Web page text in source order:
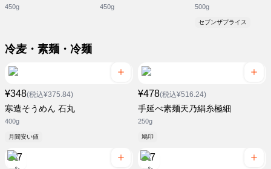
450g 450g 500g
セブンザプライス
冷麦・素麺・冷麺
¥348(税込¥375.84)
寒造そうめん 石丸
400g
月間安い値
¥478(税込¥516.24)
手延べ素麺天乃絹糸極細
250g
鳩印